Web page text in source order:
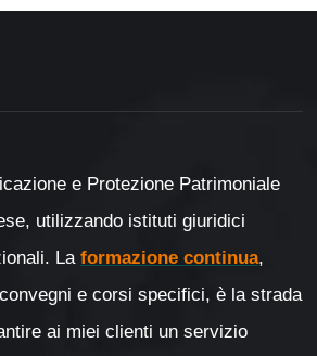
e Protezione Patrimoniale
utilizzando istituti giuridici
La formazione continua,
e corsi specifici, è la strada
ai miei clienti un servizio